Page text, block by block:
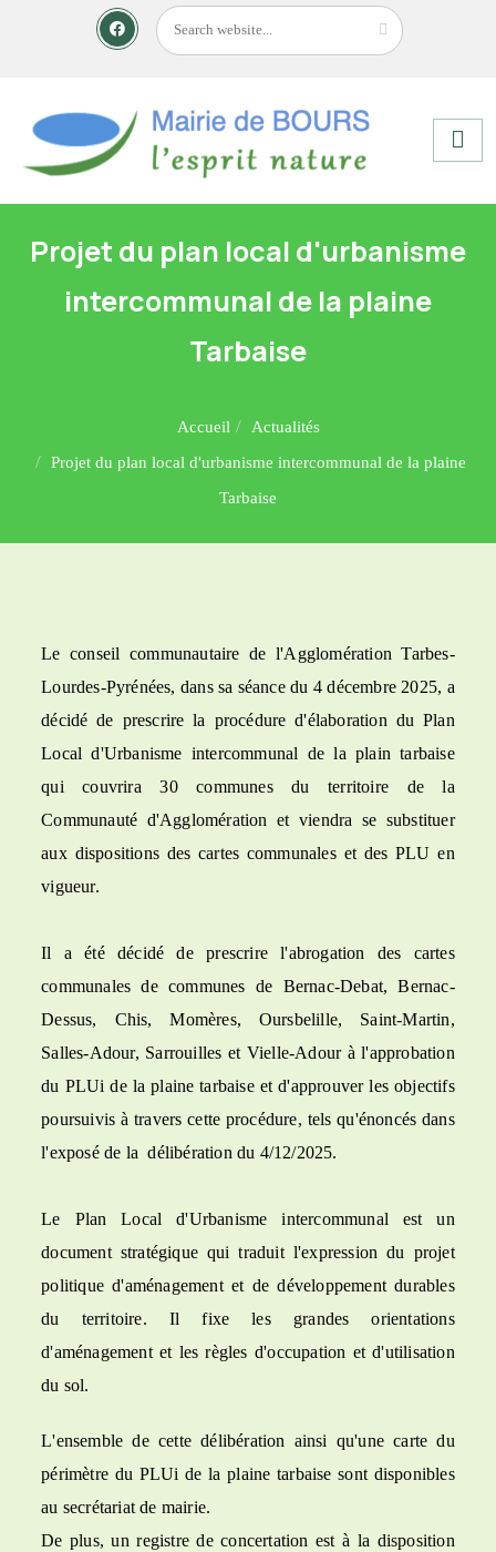
Projet du plan local d'urbanisme
intercommunal de la plaine
Tarbaise
Accueil
Actualités
Projet du plan local d'urbanisme intercommunal de la plaine
Tarbaise
Le conseil communautaire de l'Agglomération Tarbes-
Lourdes-Pyrénées, dans sa séance du 4 décembre 2025, a
décidé de prescrire la procédure d'élaboration du Plan
Local d'Urbanisme intercommunal de la plain tarbaise
qui couvrira 30 communes du territoire de la
Communauté d'Agglomération et viendra se substituer
aux dispositions des cartes communales et des PLU en
vigueur.
Il a été décidé de prescrire l'abrogation des cartes
communales de communes de Bernac-Debat, Bernac-
Dessus, Chis, Momères, Oursbelille, Saint-Martin,
Salles-Adour, Sarrouilles et Vielle-Adour à l'approbation
du PLUi de la plaine tarbaise et d'approuver les objectifs
poursuivis à travers cette procédure, tels qu'énoncés dans
l'exposé de la délibération du 4/12/2025.
Le Plan Local d'Urbanisme intercommunal est un
document stratégique qui traduit l'expression du projet
politique d'aménagement et de développement durables
du territoire. Il fixe les grandes orientations
d'aménagement et les règles d'occupation et d'utilisation
du sol.
L'ensemble de cette délibération ainsi qu'une carte du
périmètre du PLUi de la plaine tarbaise sont disponibles
au secrétariat de mairie.
De plus, un registre de concertation est à la disposition